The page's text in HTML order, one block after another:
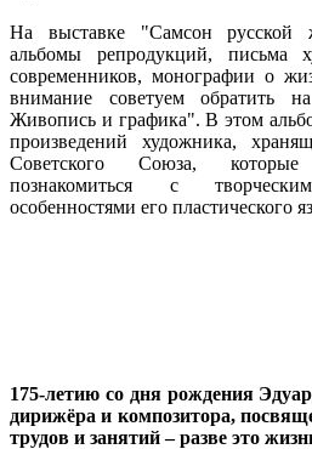
На выставке "Самсон русской
альбомы репродукций, письма
современников, монографии о
внимание советуем обратить
Живопись и графика". В этом
произведений художника,
Советского Союза,
познакомиться с
особенностями его пластического
175-летию со дня рождения
дирижёра и композитора,
трудов и занятий – разве это